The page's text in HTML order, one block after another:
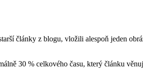
články z blogu, vložili alespoň jeden
30 % celkového času, který článku